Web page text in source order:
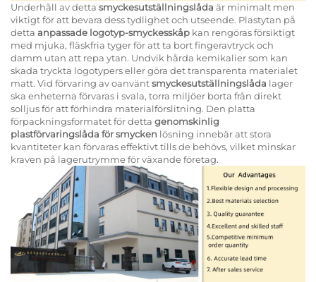
Underhåll av detta smyckesutställningslåda är minimalt men
viktigt för att bevara dess tydlighet och utseende. Plastytan på
detta anpassade logotyp-smyckesskåp kan rengöras försiktigt
med mjuka, fläskfria tyger för att ta bort fingeravtryck och
damm utan att repa ytan. Undvik hårda kemikalier som kan
skada tryckta logotypers eller göra det transparenta materialet
matt. Vid förvaring av oanväntsmyckesutställningslåda lager
ska enheterna förvaras i svala, torra miljöer borta från direkt
solljus för att förhindra materialförslitning. Den platta
förpackningsformatet för detta genomskinlig
plastförvaringslåda för smycken lösning innebär att stora
kvantiteter kan förvaras effektivt tills de behövs, vilket minskar
kraven på lagerutrymme för växande företag.